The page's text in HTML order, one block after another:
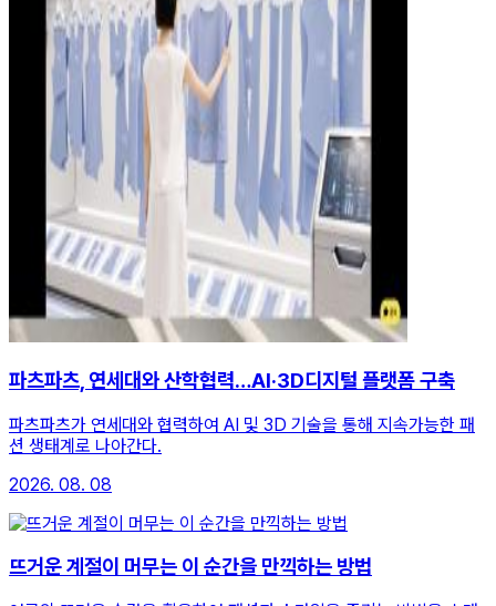
파츠파츠, 연세대와 산학협력…AI·3D디지털 플랫폼 구축
파츠파츠가 연세대와 협력하여 AI 및 3D 기술을 통해 지속가능한 패
션 생태계로 나아간다.
2026. 08. 08
뜨거운 계절이 머무는 이 순간을 만끽하는 방법